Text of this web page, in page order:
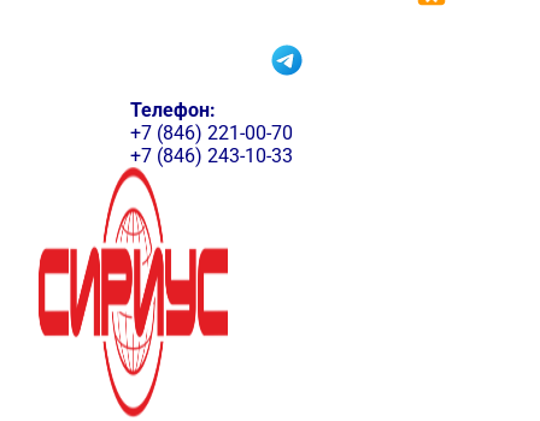
Телефон:
+7 (846) 221-00-70
+7 (846) 243-10-33